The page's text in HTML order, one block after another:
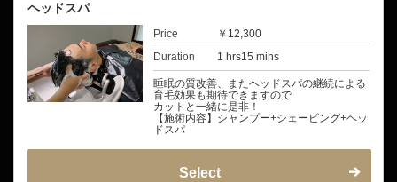
ヘッドスパ
Price
￥12,300
Duration
1 hrs15 mins
睡眠の質改善、またヘッドスパの継続による
育毛効果も期待できますので
カットと一緒に是非！
【施術内容】シャンプー+シェービング+ヘッ
ドスパ
Select